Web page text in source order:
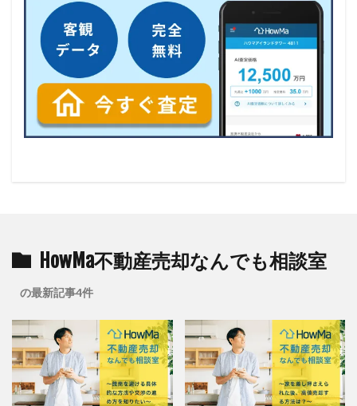
HowMa不動産売却なんでも相談室
の最新記事4件